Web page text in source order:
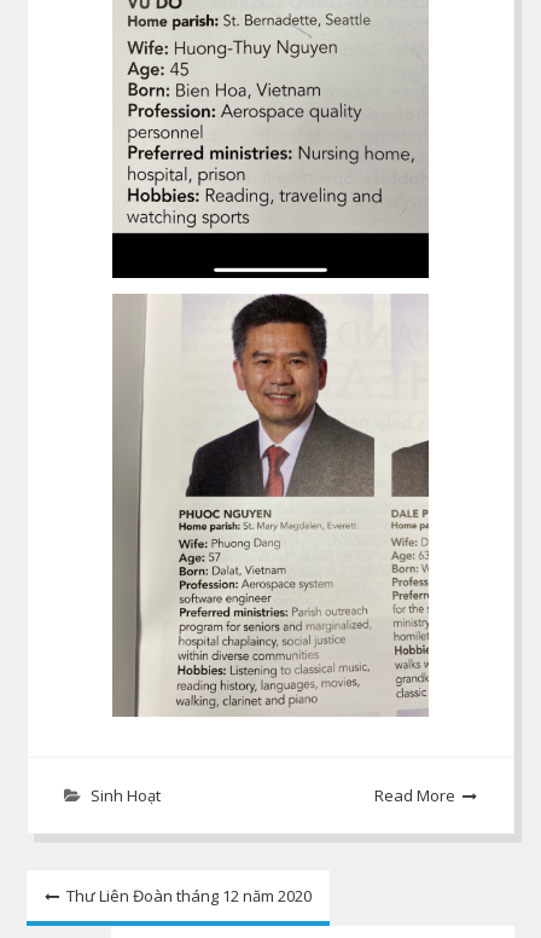
Sinh Hoạt Read More
Post
navigation
Thư Liên Đoàn tháng 12 năm 2020